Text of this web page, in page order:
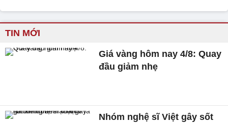
TIN MỚI
Giá vàng hôm nay 4/8: Quay
đầu giảm nhẹ
Nhóm nghệ sĩ Việt gây sốt